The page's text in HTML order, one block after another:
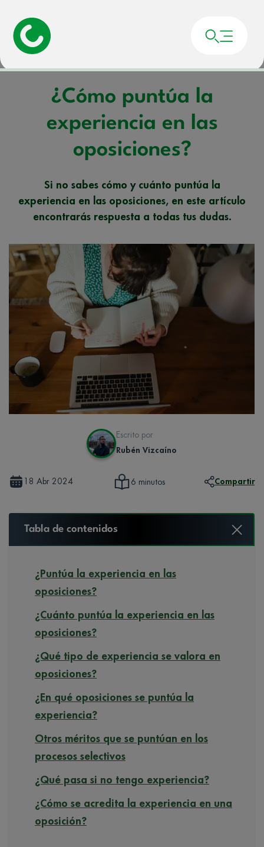
Portada»
¿Cómo puntúa la
experiencia en las
oposiciones?
Si no sabes cómo y cuánto puntúa la
experiencia en las oposiciones, en este artículo
encontrarás respuesta a todas tus dudas.
Escrito por
Rubén Vizcaíno
18 Abr 2024 6 minutos Compartir
Tabla de contenidos
¿Puntúa la experiencia en las
oposiciones?
¿Cuánto puntúa la experiencia en las
oposiciones?
¿Qué tipo de experiencia se valora en
oposiciones?
¿En qué oposiciones se puntúa la
experiencia?
Otros méritos que se puntúan en los
procesos selectivos
¿Qué pasa si no tengo experiencia?
¿Cómo se acredita la experiencia en una
oposición?